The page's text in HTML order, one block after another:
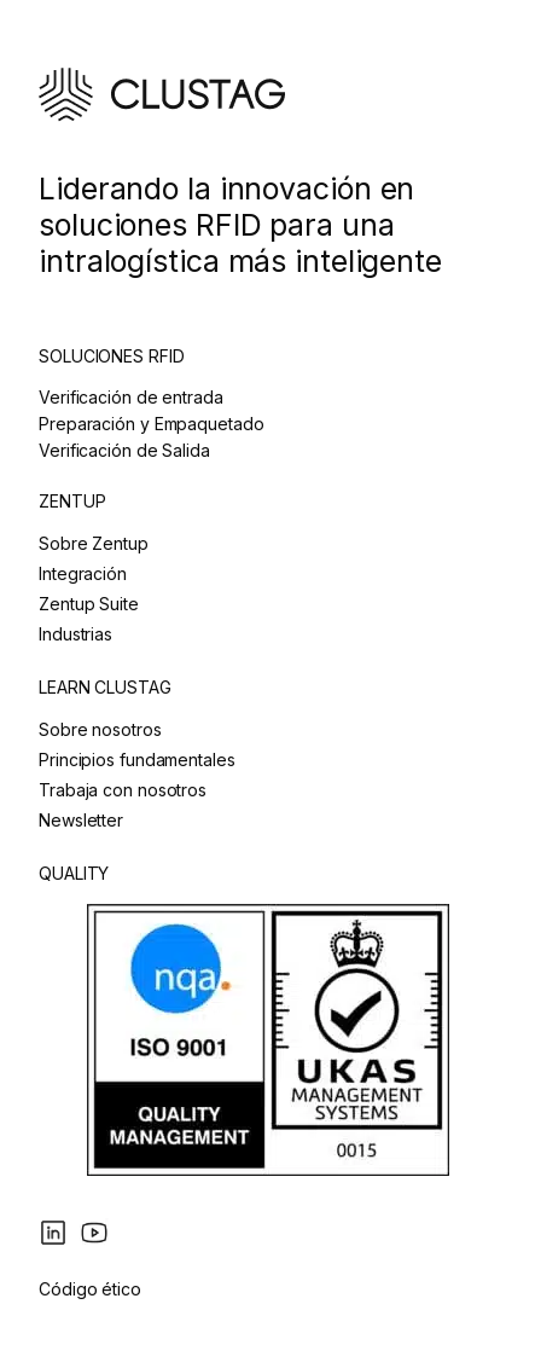
Liderando la innovación en
soluciones RFID para una
intralogística más inteligente
SOLUCIONES RFID
Verificación de entrada
Preparación y Empaquetado
Verificación de Salida
ZENTUP
Sobre Zentup
Integración
Zentup Suite
Industrias
LEARN CLUSTAG
Sobre nosotros
Principios fundamentales
Trabaja con nosotros
Newsletter
QUALITY
Código ético